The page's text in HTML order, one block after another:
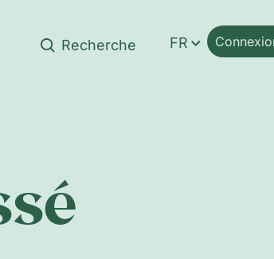
FR